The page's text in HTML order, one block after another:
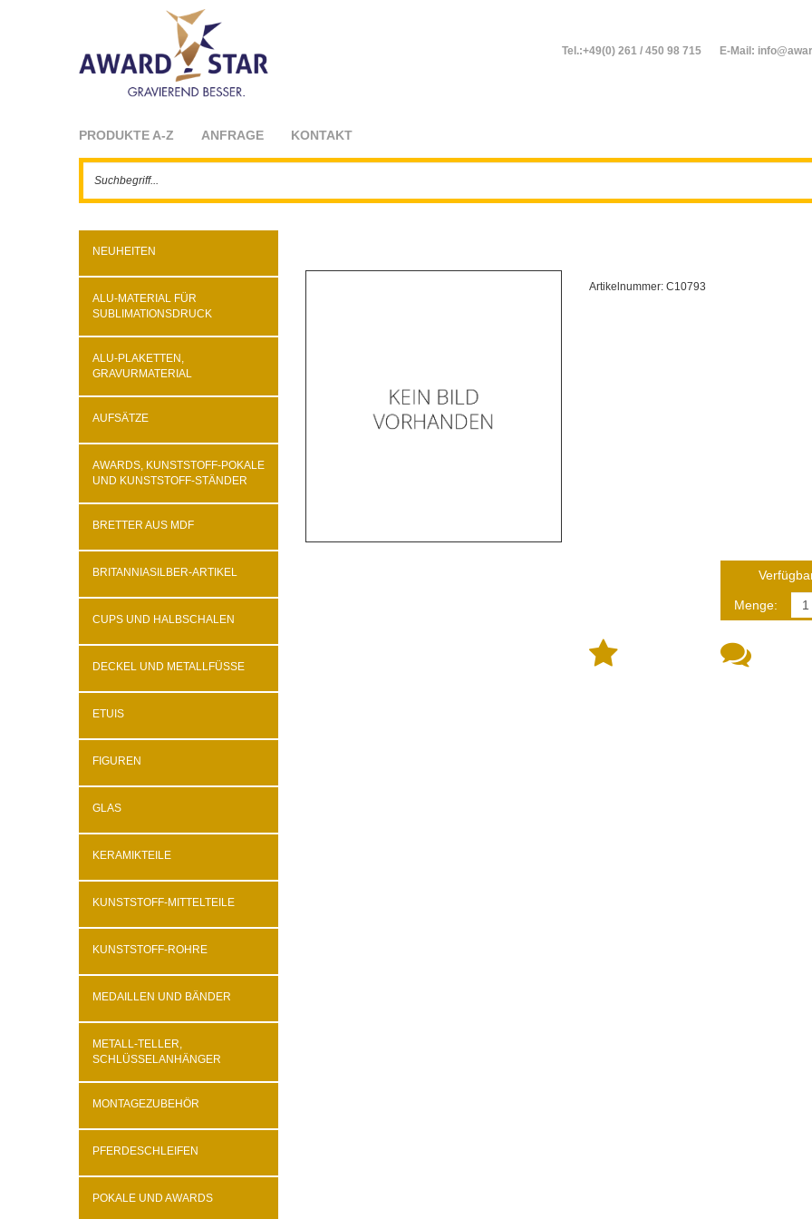
Tel.:+49(0) 261 / 450 98 715 E-Mail:
PRODUKTE A-Z ANFRAGE KONTAKT
NEUHEITEN
ALU-MATERIAL FÜR
SUBLIMATIONSDRUCK
ALU-PLAKETTEN,
GRAVURMATERIAL
AUFSÄTZE
AWARDS, KUNSTSTOFF-POKALE
UND KUNSTSTOFF-STÄNDER
BRETTER AUS MDF
BRITANNIASILBER-ARTIKEL
CUPS UND HALBSCHALEN
DECKEL UND METALLFÜSSE
ETUIS
FIGUREN
GLAS
KERAMIKTEILE
KUNSTSTOFF-MITTELTEILE
KUNSTSTOFF-ROHRE
MEDAILLEN UND BÄNDER
METALL-TELLER,
SCHLÜSSELANHÄNGER
MONTAGEZUBEHÖR
PFERDESCHLEIFEN
POKALE UND AWARDS
Artikelnummer: C10793
Menge: